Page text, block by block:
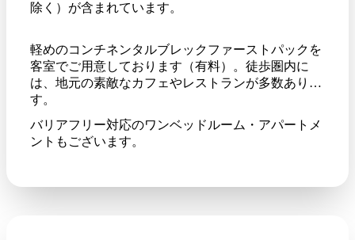
除く）が含まれています。
軽めのコンチネンタルブレックファーストパックを
客室でご用意しております（有料）。徒歩圏内に
は、地元の素敵なカフェやレストランが多数ありま
す。
バリアフリー対応のワンベッドルーム・アパートメ
ントもございます。